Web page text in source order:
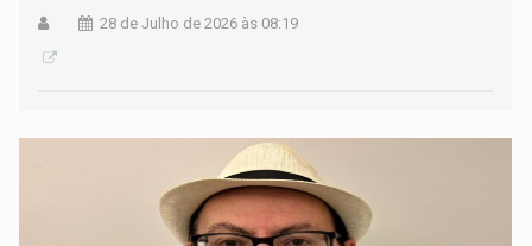
28 de Julho de 2026 às 08:19